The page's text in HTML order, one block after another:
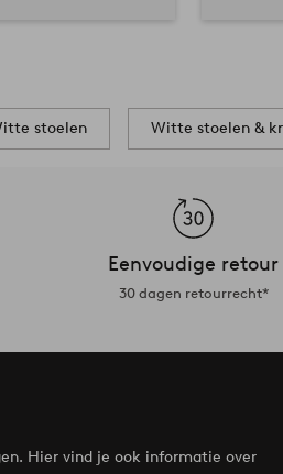
stoelen Witte stoelen &
Eenvoudige retour
30 dagen retourrecht*
Hier vind je ook informatie over